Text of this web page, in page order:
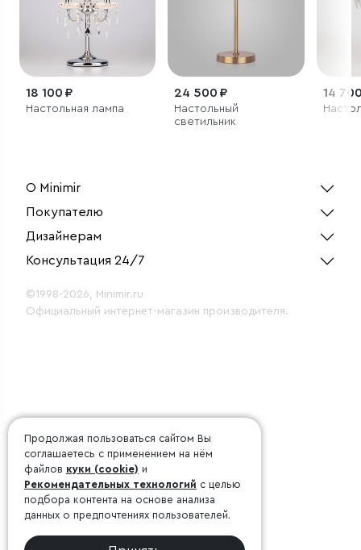
18 100 ₽
Настольная лампа
24 500 ₽
Настольный
светильник
14
О Minimir
Покупателю
Дизайнерам
Консультация 24/7
©1998-2026, Minimir.ru
Официальный интернет-магазин производителя.
Продолжая пользоваться сайтом Вы
соглашаетесь с применением на нём
файлов куки (cookie) и
Рекомендательных технологий с целью
подбора контента на основе анализа
данных о предпочтениях пользователей.